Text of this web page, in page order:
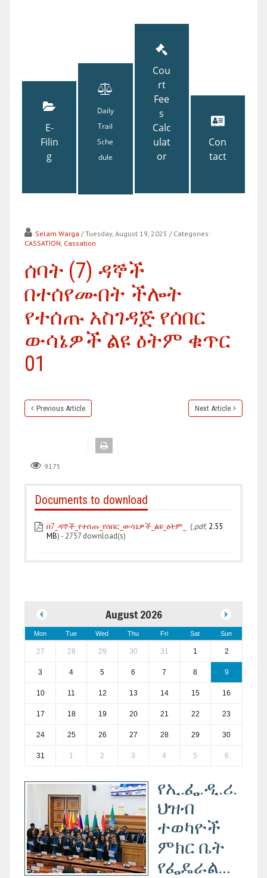
E-
Filin
g
Daily
Trail
Sche
dule
Cou
rt
Fee
s
Calc
ulat
or
Con
tact
Selam Warga / Tuesday, August 19, 2025 / Categories:
CASSATION, Cassation
ሰባት (7) ዳኞች
በተሰየሙበት ችሎት
የተሰጡ አስገዳጅ የሰበር
ውሳኔዎች ልዩ ዕትም ቁጥር
01
Previous Article Next Article
9175
Documents to download
በ7_ዳኞች_የተሰጡ_የሰበር_ውሳኔዎች_ልዩ_ዕትም_ (.pdf, 2.55
MB) - 2757 download(s)
August 2026
Mon Tue Wed Thu Fri Sat Sun
27 28 29 30 31 1 2
3 4 5 6 7 8 9
10 11 12 13 14 15 16
17 18 19 20 21 22 23
24 25 26 27 28 29 30
31 1 2 3 4 5 6
የኢ.ፌ.ዲ.ሪ.
ህዝብ
ተወካዮች
ምክር ቤት
የፌዴራል...